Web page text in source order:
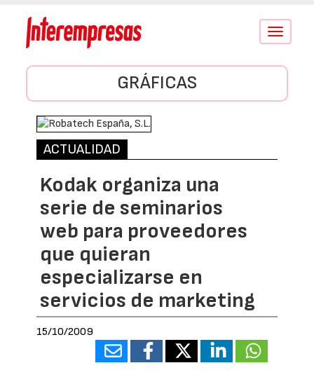
Conmutar
GRÁFICAS
ACTUALIDAD
Kodak organiza una
serie de seminarios
web para proveedores
que quieran
especializarse en
servicios de marketing
15/10/2009